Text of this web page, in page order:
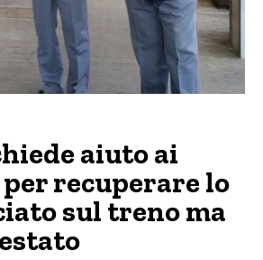
aiuto ai
recuperare lo
sul treno ma